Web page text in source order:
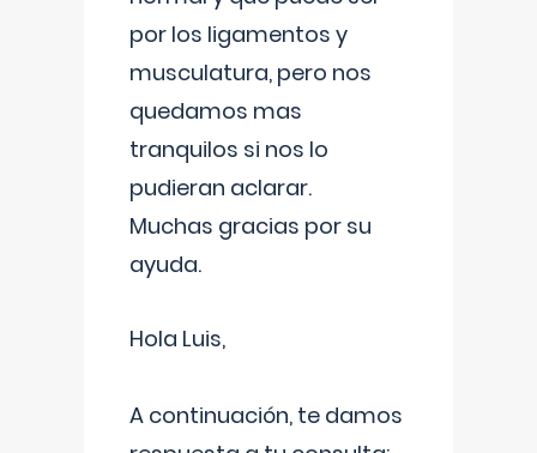
por los ligamentos y
musculatura, pero nos
quedamos mas
tranquilos si nos lo
pudieran aclarar.
Muchas gracias por su
ayuda.
Hola Luis,
A continuación, te damos